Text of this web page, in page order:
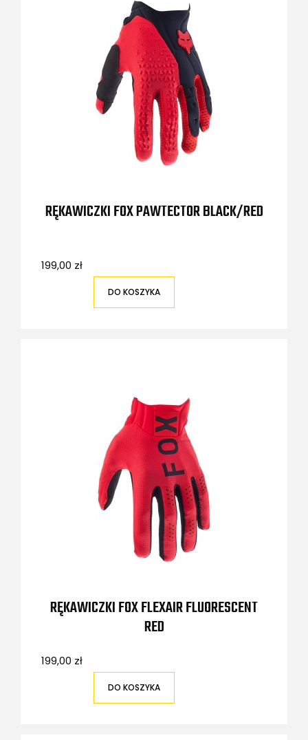
RĘKAWICZKI FOX PAWTECTOR BLACK/RED
199,00 zł
DO KOSZYKA
RĘKAWICZKI FOX FLEXAIR FLUORESCENT
RED
199,00 zł
DO KOSZYKA